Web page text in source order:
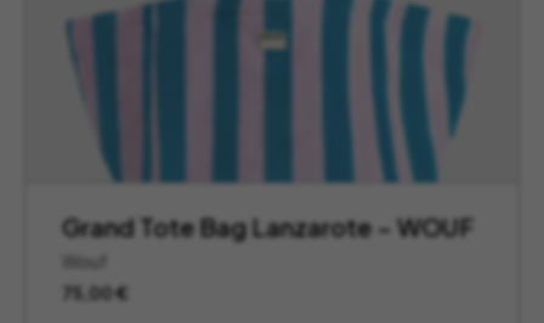
Grand Tote Bag Lanzarote – WOUF
Wouf
75,00€